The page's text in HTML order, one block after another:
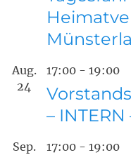
Aug.
24
17:00 - 19:00
– INTERN
Sep.
17:00 - 19:00